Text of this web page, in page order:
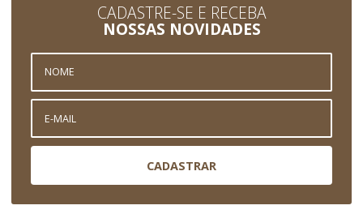
CADASTRE-SE E RECEBA
NOSSAS NOVIDADES
CADASTRAR